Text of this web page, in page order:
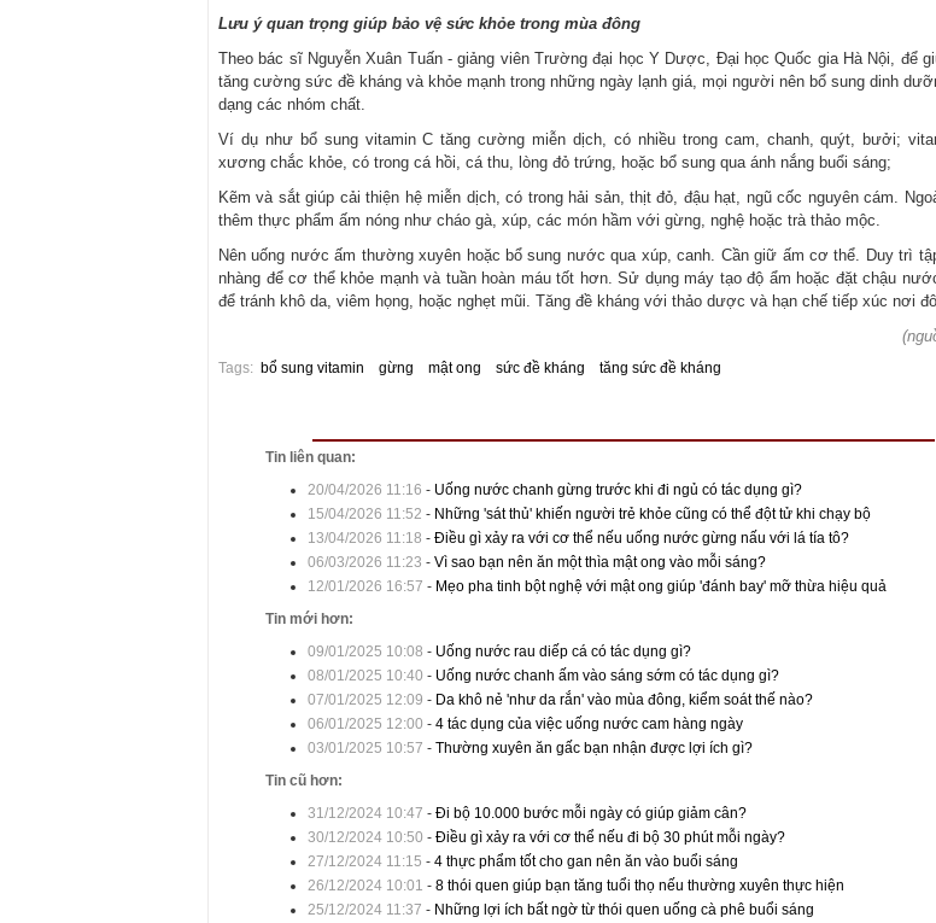
Lưu ý quan trọng giúp bảo vệ sức khỏe trong mùa đông
Theo bác sĩ Nguyễn Xuân Tuấn - giảng viên Trường đại học Y Dược, Đại học Quốc gia Hà Nội, để
tăng cường sức đề kháng và khỏe mạnh trong những ngày lạnh giá, mọi người nên bổ sung dinh
dạng các nhóm chất.
Ví dụ như bổ sung vitamin C tăng cường miễn dịch, có nhiều trong cam, chanh, quýt, bưởi;
xương chắc khỏe, có trong cá hồi, cá thu, lòng đỏ trứng, hoặc bổ sung qua ánh nắng buổi sáng;
Kẽm và sắt giúp cải thiện hệ miễn dịch, có trong hải sản, thịt đỏ, đậu hạt, ngũ cốc nguyên cám.
thêm thực phẩm ấm nóng như cháo gà, xúp, các món hầm với gừng, nghệ hoặc trà thảo mộc.
Nên uống nước ấm thường xuyên hoặc bổ sung nước qua xúp, canh. Cần giữ ấm cơ thể. Duy trì
nhàng để cơ thể khỏe mạnh và tuần hoàn máu tốt hơn. Sử dụng máy tạo độ ẩm hoặc đặt chậu
để tránh khô da, viêm họng, hoặc nghẹt mũi. Tăng đề kháng với thảo dược và hạn chế tiếp xúc nơi
Tags: bổ sung vitamin gừng mật ong sức đề kháng tăng sức đề kháng
Tin liên quan:
20/04/2026 11:16 - Uống nước chanh gừng trước khi đi ngủ có tác dụng gì?
15/04/2026 11:52 - Những 'sát thủ' khiến người trẻ khỏe cũng có thể đột tử khi chạy bộ
13/04/2026 11:18 - Điều gì xảy ra với cơ thể nếu uống nước gừng nấu với lá tía tô?
06/03/2026 11:23 - Vì sao bạn nên ăn một thìa mật ong vào mỗi sáng?
12/01/2026 16:57 - Mẹo pha tinh bột nghệ với mật ong giúp 'đánh bay' mỡ thừa hiệu quả
Tin mới hơn:
09/01/2025 10:08 - Uống nước rau diếp cá có tác dụng gì?
08/01/2025 10:40 - Uống nước chanh ấm vào sáng sớm có tác dụng gì?
07/01/2025 12:09 - Da khô nẻ 'như da rắn' vào mùa đông, kiểm soát thế nào?
06/01/2025 12:00 - 4 tác dụng của việc uống nước cam hàng ngày
03/01/2025 10:57 - Thường xuyên ăn gấc bạn nhận được lợi ích gì?
Tin cũ hơn:
31/12/2024 10:47 - Đi bộ 10.000 bước mỗi ngày có giúp giảm cân?
30/12/2024 10:50 - Điều gì xảy ra với cơ thể nếu đi bộ 30 phút mỗi ngày?
27/12/2024 11:15 - 4 thực phẩm tốt cho gan nên ăn vào buổi sáng
26/12/2024 10:01 - 8 thói quen giúp bạn tăng tuổi thọ nếu thường xuyên thực hiện
25/12/2024 11:37 - Những lợi ích bất ngờ từ thói quen uống cà phê buổi sáng